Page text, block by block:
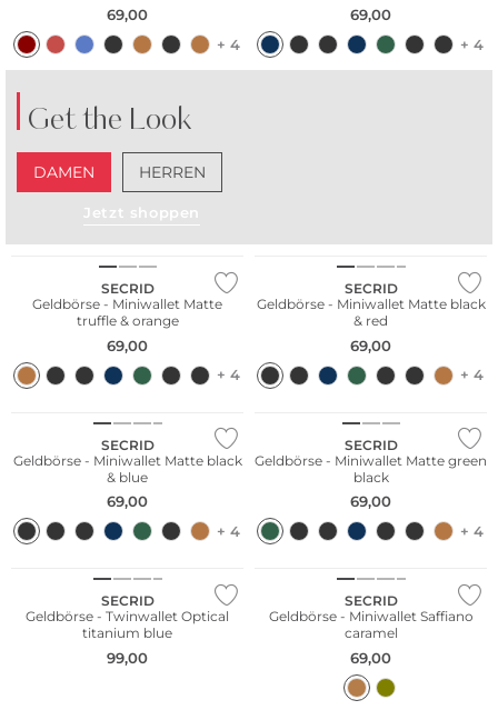
69,00
+ 4
69,00
+ 4
Get the Look
DAMEN HERREN
Jetzt shoppen
SECRID
Geldbörse - Miniwallet Matte
truffle & orange
69,00
+ 4
SECRID
Geldbörse - Miniwallet Matte black
& red
69,00
+ 4
Nachhaltig
SECRID
Geldbörse - Miniwallet Matte black
& blue
69,00
+ 4
Nachhaltig
SECRID
Geldbörse - Miniwallet Matte green
black
69,00
+ 4
Nachhaltig
SECRID
Geldbörse - Twinwallet Optical
titanium blue
99,00
Nachhaltig
SECRID
Geldbörse - Miniwallet Saffiano
caramel
69,00